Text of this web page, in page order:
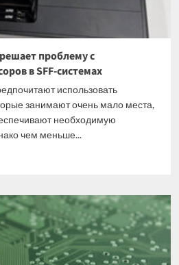
проблему с
в SFF-системах
использовать
занимают очень мало места,
необходимую
чем меньше...